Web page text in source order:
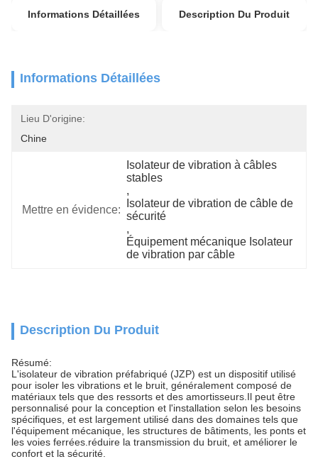
Informations Détaillées Description Du Produit
Informations Détaillées
Lieu D'origine:
Chine
Mettre en évidence:
Isolateur de vibration à câbles
stables
,
Isolateur de vibration de câble de
sécurité
,
Équipement mécanique Isolateur
de vibration par câble
Description Du Produit
Résumé:
L'isolateur de vibration préfabriqué (JZP) est un dispositif utilisé
pour isoler les vibrations et le bruit, généralement composé de
matériaux tels que des ressorts et des amortisseurs.Il peut être
personnalisé pour la conception et l'installation selon les besoins
spécifiques, et est largement utilisé dans des domaines tels que
l'équipement mécanique, les structures de bâtiments, les ponts et
les voies ferrées.réduire la transmission du bruit, et améliorer le
confort et la sécurité.